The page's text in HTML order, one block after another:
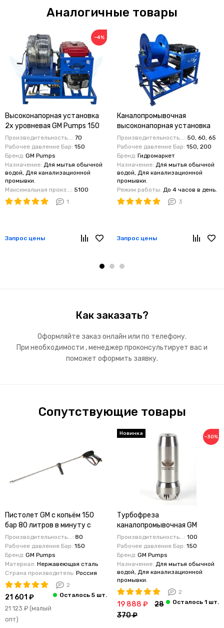
Аналогичные товары
−4%
Высоконапорная установка
2х уровневая GM Pumps 150
бар 70 литров
Производительность...: 70
Рабочее давление Бар: 150
Бренд: GM Pumps
Назначение: Для мытья обычной
водой, Для канализационной
промывки.
Максимальная произ...: 5100
1
Запрос цены
Каналопромывочная
высоконапорная установка
2х уровневая 150-200 бар
50-65 л/мин вер Pipe
Производительность...: 50, 60, 65
Рабочее давление Бар: 150, 200
Бренд: Гидромаркет
Назначение: Для мытья обычной
водой, Для канализационной
промывки.
Режим работы: До 4 часов в день.
3
Запрос цены
Как заказать?
Оформляйте заказ онлайн или по телефону.
При необходимости , менеджер проконсультирует вас и
поможет оформить заявку.
Сопутствующие товары
Пистолет GM с копьём 150
бар 80 литров в минуту с
копьём 80 см
Производительность...: 80
Рабочее давление Бар: 150
Бренд: GM Pumps
Материал: Нержавеющая сталь
Страна производитель: Россия
2
21 601 ₽
21 123 ₽ (малый
опт)
Новинка
−30%
Турбофреза
каналопромывочная GM
Pumps 1 вперед 6 назад 150
бар 100 литров в мин
Производительность...: 100
Рабочее давление Бар: 150
Бренд: GM Pumps
Назначение: Для мытья обычной
водой, Для канализационной
промывки.
2
19 888 ₽
28
370 ₽